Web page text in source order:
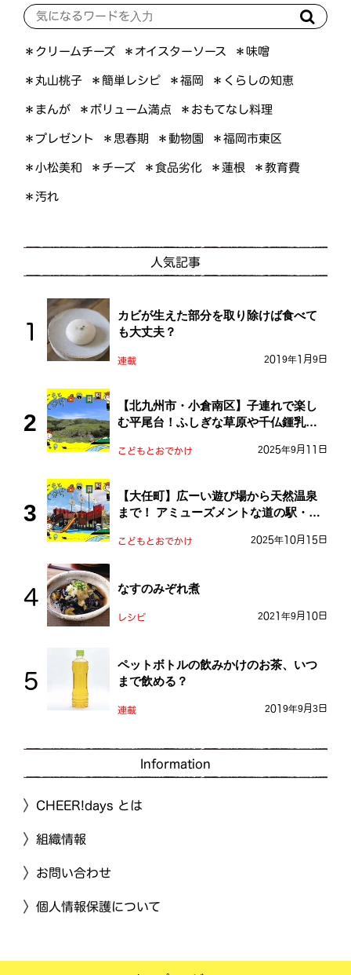
＊クリームチーズ ＊オイスターソース ＊味噌
＊丸山桃子 ＊簡単レシピ ＊福岡 ＊くらしの知恵
＊まんが ＊ボリューム満点 ＊おもてなし料理
＊プレゼント ＊思春期 ＊動物園 ＊福岡市東区
＊小松美和 ＊チーズ ＊食品劣化 ＊蓮根 ＊教育費
＊汚れ
人気記事
カビが生えた部分を取り除けば食べて
も大丈夫？
連載 2019年1月9日
【北九州市・小倉南区】子連れで楽し
む平尾台！ふしぎな草原や千仏鍾乳洞
こどもとおでかけ 2025年9月11日
【大任町】広ーい遊び場から天然温泉
まで！ アミューズメントな道の駅・お
こどもとおでかけ 2025年10月15日
なすのみぞれ煮
レシピ 2021年9月10日
ペットボトルの飲みかけのお茶、いつ
まで飲める？
連載 2019年9月3日
Information
CHEER!days とは
組織情報
お問い合わせ
個人情報保護について